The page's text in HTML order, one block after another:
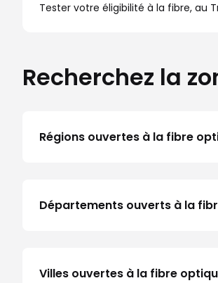
Tester votre éligibilité à la fibre, au
Recherchez la
Régions ouvertes à la fibre
Départements ouverts à la
Villes ouvertes à la fibre